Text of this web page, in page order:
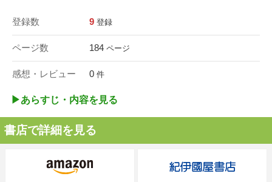
登録数 9 登録
ページ数 184 ページ
感想・レビュー 0 件
▶︎あらすじ・内容を見る
書店で詳細を見る